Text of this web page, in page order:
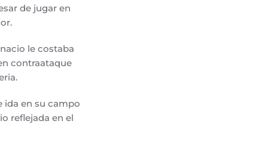
de jugar en
le costaba
contraataque
ida en su campo
reflejada en el